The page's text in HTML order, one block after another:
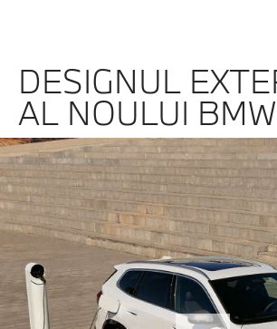
DESIGNUL
AL NOULUI BMW